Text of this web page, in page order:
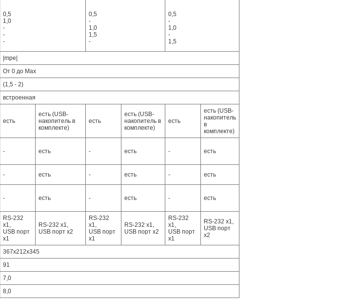
0,5
1,0
-
-
-
0,5
-
1,0
1,5
-
0,5
-
1,0
-
1,5
|mpe|
От 0 до Мах
(1,5 - 2)
встроенная
есть
есть (USB-
накопитель в
комплекте)
есть
есть (USB-
накопитель в
комплекте)
есть
есть (USB-
накопитель
в
комплекте)
- есть - есть - есть
- есть - есть - есть
- есть - есть - есть
RS-232
х1,
USB порт
х1
RS-232 х1,
USB порт х2
RS-232
х1,
USB порт
х1
RS-232 х1,
USB порт х2
RS-232
х1,
USB порт
х1
RS-232 х1,
USB порт
х2
367х212х345
91
7,0
8,0